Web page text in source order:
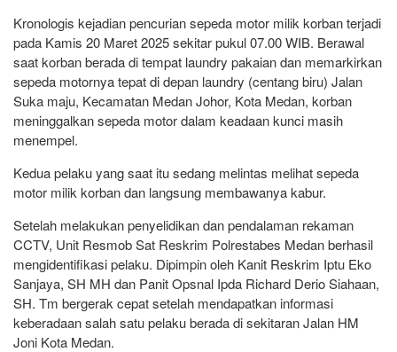
Kronologis kejadian pencurian sepeda motor milik korban terjadi
pada Kamis 20 Maret 2025 sekitar pukul 07.00 WIB. Berawal
saat korban berada di tempat laundry pakaian dan memarkirkan
sepeda motornya tepat di depan laundry (centang biru) Jalan
Suka maju, Kecamatan Medan Johor, Kota Medan, korban
meninggalkan sepeda motor dalam keadaan kunci masih
menempel.
Kedua pelaku yang saat itu sedang melintas melihat sepeda
motor milik korban dan langsung membawanya kabur.
Setelah melakukan penyelidikan dan pendalaman rekaman
CCTV, Unit Resmob Sat Reskrim Polrestabes Medan berhasil
mengidentifikasi pelaku. Dipimpin oleh Kanit Reskrim Iptu Eko
Sanjaya, SH MH dan Panit Opsnal Ipda Richard Derio Siahaan,
SH. Tm bergerak cepat setelah mendapatkan informasi
keberadaan salah satu pelaku berada di sekitaran Jalan HM
Joni Kota Medan.